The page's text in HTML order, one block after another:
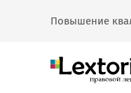
Повышение